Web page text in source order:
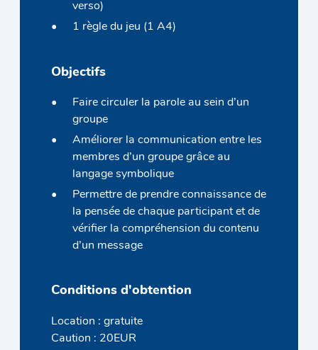
verso)
1 règle du jeu (1 A4)
Objectifs
Faire circuler la parole au sein d’un
groupe
Améliorer la communication entre les
membres d’un groupe grâce au
langage symbolique
Permettre de prendre connaissance de
la pensée de chaque participant et de
vérifier la compréhension du contenu
d’un message
Conditions d'obtention
Location : gratuite
Caution : 20EUR